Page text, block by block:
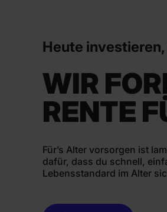
Heute
WIR
RENTE
Für’s Alter vorsorgen ist
dafür, dass du schnell,
Lebensstandard im Alter